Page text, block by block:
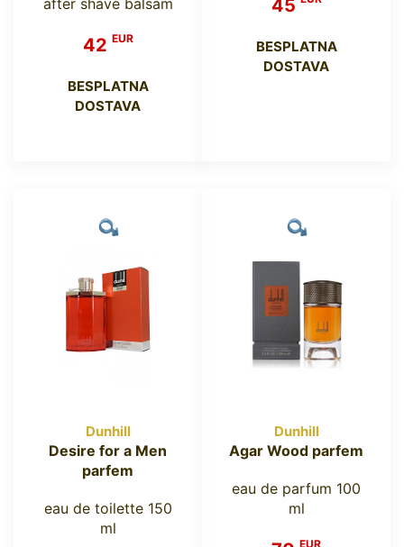
42 EUR
BESPLATNA
DOSTAVA
45
BESPLATNA
DOSTAVA
Dunhill
Desire for a Men
parfem
eau de toilette 150
ml
Dunhill
Agar Wood parfem
eau de parfum 100
ml
EUR